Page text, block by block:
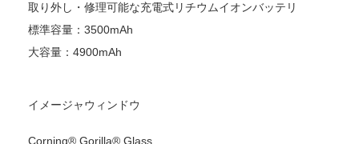
取り外し・修理可能な充電式リチウムイオンバッテリ
標準容量：3500mAh
大容量：4900mAh
イメージャウィンドウ
Corning® Gorilla® Glass